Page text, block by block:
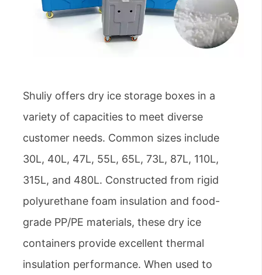
Shuliy offers dry ice storage boxes in a
variety of capacities to meet diverse
customer needs. Common sizes include
30L, 40L, 47L, 55L, 65L, 73L, 87L, 110L,
315L, and 480L. Constructed from rigid
polyurethane foam insulation and food-
grade PP/PE materials, these dry ice
containers provide excellent thermal
insulation performance. When used to